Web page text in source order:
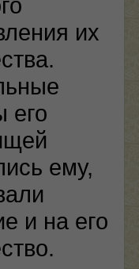
их
его
ему,
и на его